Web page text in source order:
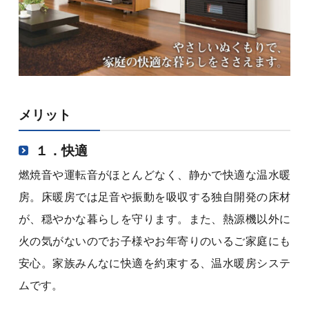
メリット
１．快適
燃焼音や運転音がほとんどなく、静かで快適な温水暖
房。床暖房では足音や振動を吸収する独自開発の床材
が、穏やかな暮らしを守ります。また、熱源機以外に
火の気がないのでお子様やお年寄りのいるご家庭にも
安心。家族みんなに快適を約束する、温水暖房システ
ムです。